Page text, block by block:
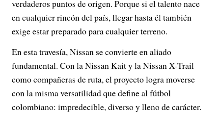
verdaderos puntos de origen. Porque si el talento nace
en cualquier rincón del país, llegar hasta él también
exige estar preparado para cualquier terreno.
En esta travesía, Nissan se convierte en aliado
fundamental. Con la Nissan Kait y la Nissan X-Trail
como compañeras de ruta, el proyecto logra moverse
con la misma versatilidad que define al fútbol
colombiano: impredecible, diverso y lleno de carácter.